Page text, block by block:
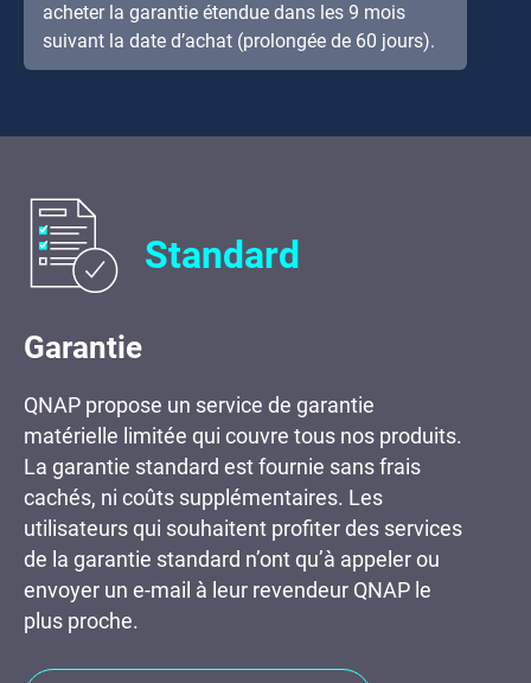
Standard
Garantie
QNAP propose un service de garantie
matérielle limitée qui couvre tous nos produits.
La garantie standard est fournie sans frais
cachés, ni coûts supplémentaires. Les
utilisateurs qui souhaitent profiter des services
de la garantie standard n’ont qu’à appeler ou
envoyer un e-mail à leur revendeur QNAP le
plus proche.
acheter la garantie étendue dans les 9 mois
suivant la date d’achat (prolongée de 60 jours).